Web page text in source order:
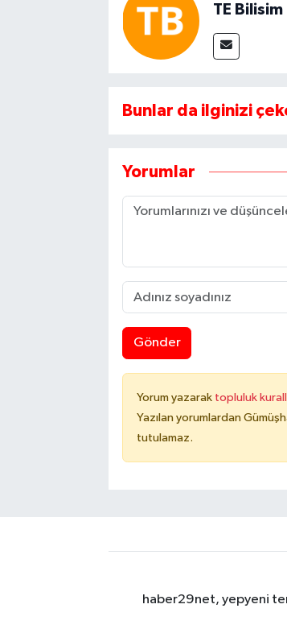
TE Bilisim
Bunlar da ilginizi
Yorumlar
Gönder
Yorum yazarak topluluk
Yazılan yorumlardan
tutulamaz.
haber29net, yepyeni